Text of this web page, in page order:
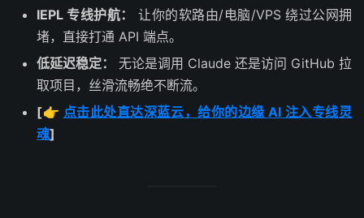
IEPL 专线护航：
让你的软路由/电脑/VPS 绕过公网拥
堵，直接打通 API 端点。
低延迟稳定：
无论是调用 Claude 还是访问 GitHub 拉
取项目，丝滑流畅绝不断流。
[👉 点击此处直达深蓝云，给你的边缘 AI 注入专线灵
魂]